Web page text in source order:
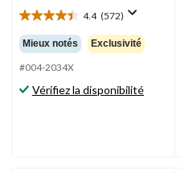
4.4 (572)
4.4
étoile(s)
sur
5.
572
évaluations
Mieux notés Exclusivité
#004-2034X
Vérifiez la disponibilité